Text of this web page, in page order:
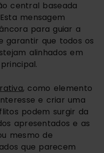
central baseada
mensagem
para guiar a
garantir que todos os
alinhados em
, como elemento
e criar uma
podem surgir da
apresentados e as
mesmo de
que parecem